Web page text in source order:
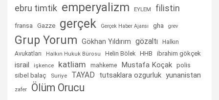
ebru timtik emperyalizm EYLEM filistin
fransa Gazze gerçek Gerçek Haber Ajansı gha grev
Grup Yorum Gökhan Yıldırım gözaltı
Halkın
Avukatları
Halkın Hukuk Bürosu Helin Bölek HHB ibrahim gökçek
israil işkence katliam mahkeme Mustafa Koçak polis
sibel balaç Suriye TAYAD tutsaklara ozgurluk yunanistan
zafer Ölüm Orucu